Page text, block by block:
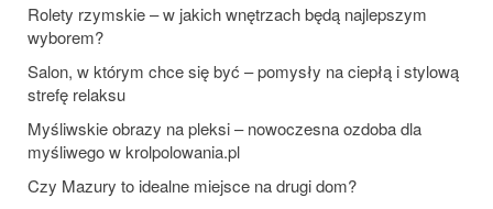
Rolety rzymskie – w jakich wnętrzach będą najlepszym
wyborem?
Salon, w którym chce się być – pomysły na ciepłą i stylową
strefę relaksu
Myśliwskie obrazy na pleksi – nowoczesna ozdoba dla
myśliwego w krolpolowania.pl
Czy Mazury to idealne miejsce na drugi dom?